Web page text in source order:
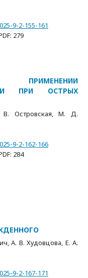
9-2-155-161
279
ПРИ ОСТРЫХ
Островская, М. Д.
9-2-162-166
284
А. В. Худовцова, Е. А.
9-2-167-171